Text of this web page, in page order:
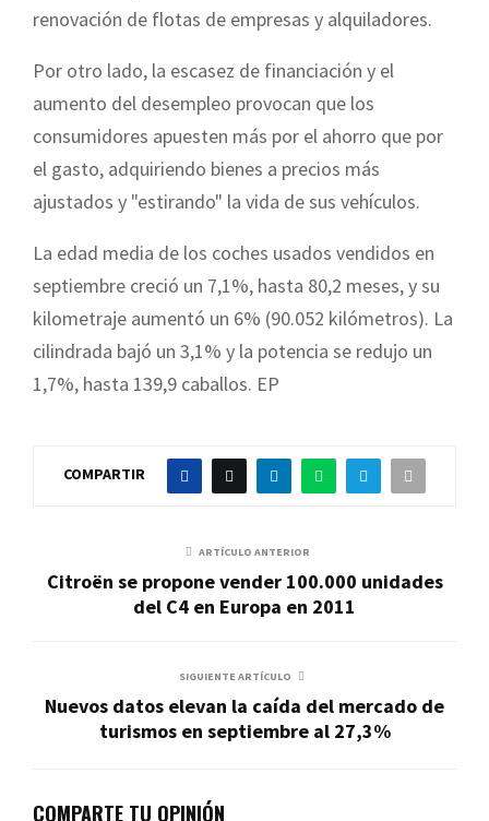
renovación de flotas de empresas y alquiladores.
Por otro lado, la escasez de financiación y el
aumento del desempleo provocan que los
consumidores apuesten más por el ahorro que por
el gasto, adquiriendo bienes a precios más
ajustados y "estirando" la vida de sus vehículos.
La edad media de los coches usados vendidos en
septiembre creció un 7,1%, hasta 80,2 meses, y su
kilometraje aumentó un 6% (90.052 kilómetros). La
cilindrada bajó un 3,1% y la potencia se redujo un
1,7%, hasta 139,9 caballos. EP
COMPARTIR
ARTÍCULO ANTERIOR
Citroën se propone vender 100.000 unidades
del C4 en Europa en 2011
SIGUIENTE ARTÍCULO
Nuevos datos elevan la caída del mercado de
turismos en septiembre al 27,3%
COMPARTE TU OPINIÓN